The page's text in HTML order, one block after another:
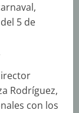
5 de
Rodríguez,
con los